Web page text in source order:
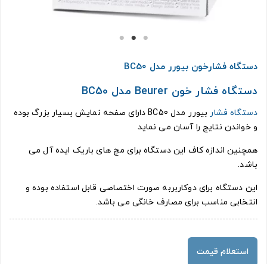
دستگاه فشارخون بیورر مدل BC50
دستگاه فشار خون Beurer مدل BC50
دستگاه فشار
بیورر مدل BC50 دارای صفحه نمایش بسیار بزرگ بوده
و خواندن نتایج را آسان می نماید
همچنین اندازه کاف این دستگاه برای مچ های باریک ایده آل می
باشد.
این دستگاه برای دوکاربربه صورت اختصاصی قابل استفاده بوده و
انتخابی مناسب برای مصارف خانگی می باشد.
استعلام قیمت